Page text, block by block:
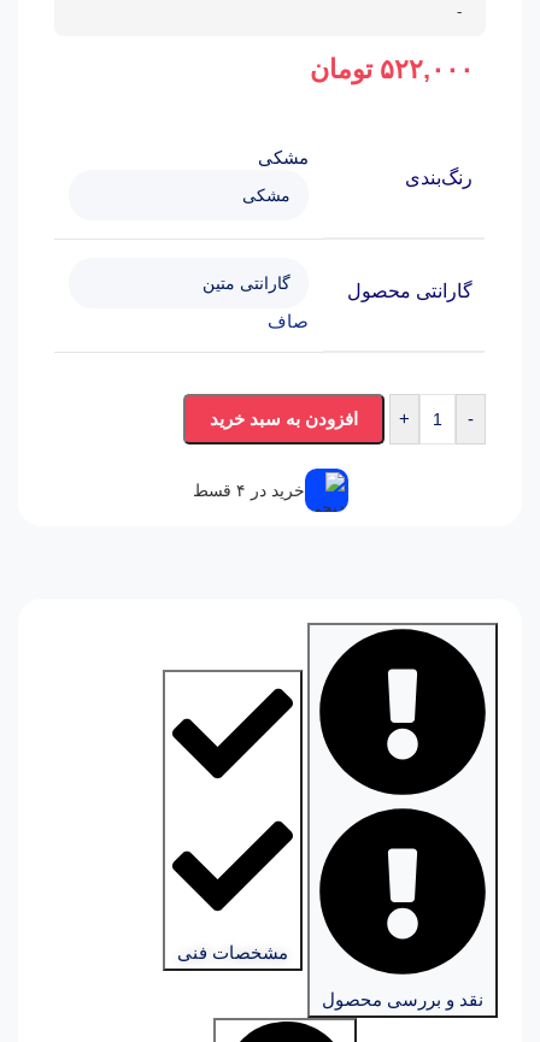
-
۵۲۲,۰۰۰ تومان
رنگ‌بندی
مشکی
گارانتی محصول
صاف
-
+ افزودن به سبد خرید
خرید در ۴ قسط
نقد و بررسی محصول
مشخصات فنی